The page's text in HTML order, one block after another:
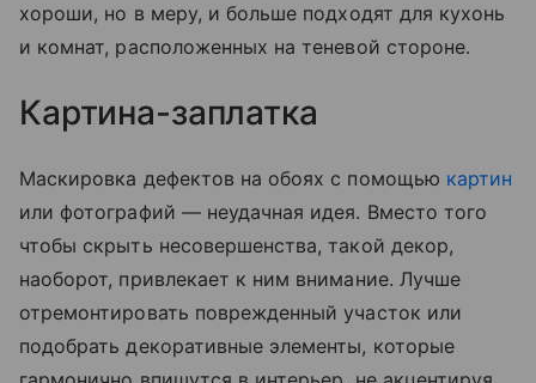
хороши, но в меру, и больше подходят для кухонь
и комнат, расположенных на теневой стороне.
Картина-заплатка
Маскировка дефектов на обоях с помощью картин
или фотографий — неудачная идея. Вместо того
чтобы скрыть несовершенства, такой декор,
наоборот, привлекает к ним внимание. Лучше
отремонтировать поврежденный участок или
подобрать декоративные элементы, которые